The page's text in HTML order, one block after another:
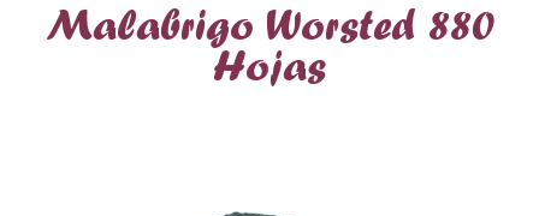
Malabrigo Worsted 880
Hojas